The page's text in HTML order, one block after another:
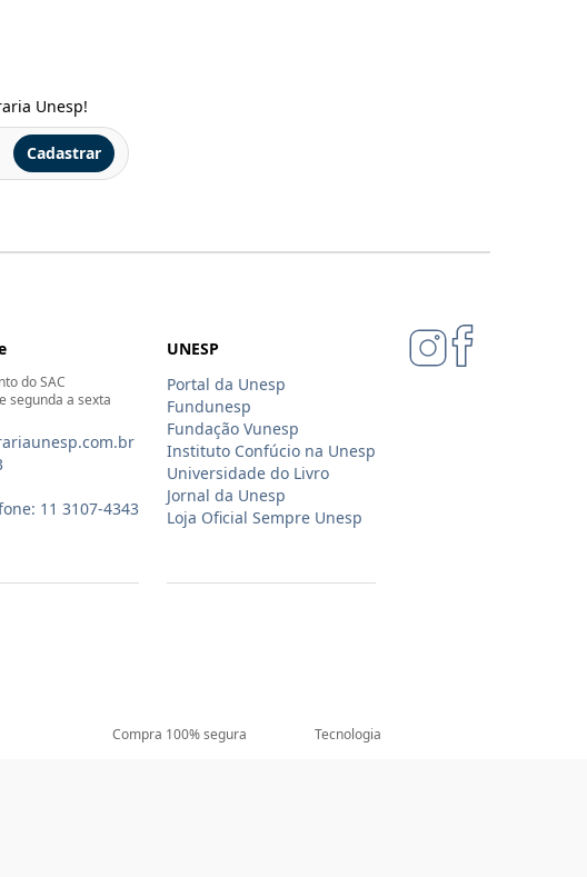
Unesp!
Cadastrar
do SAC
segunda a sexta
11 3107-4343
UNESP
Portal da Unesp
Fundunesp
Fundação Vunesp
Instituto Confúcio na Unesp
Universidade do Livro
Jornal da Unesp
Loja Oficial Sempre Unesp
Compra 100% segura Tecnologia